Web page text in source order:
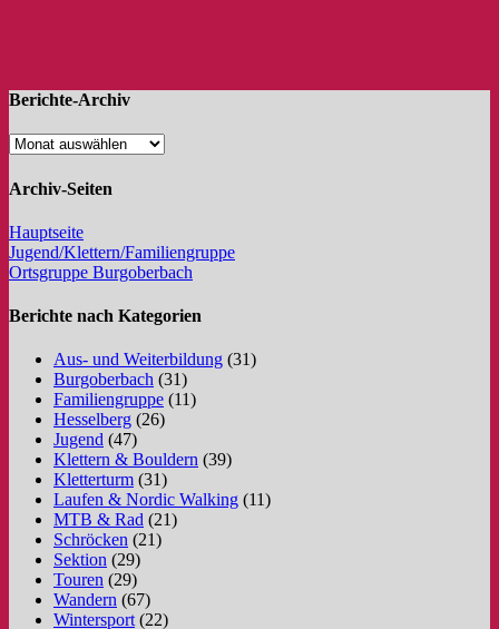
Berichte-Archiv
Archiv-Seiten
Hauptseite
Jugend/Klettern/Familiengruppe
Ortsgruppe Burgoberbach
Berichte nach Kategorien
Aus- und Weiterbildung (31)
Burgoberbach (31)
Familiengruppe (11)
Hesselberg (26)
Jugend (47)
Klettern & Bouldern (39)
Kletterturm (31)
Laufen & Nordic Walking (11)
MTB & Rad (21)
Schröcken (21)
Sektion (29)
Touren (29)
Wandern (67)
Wintersport(22)